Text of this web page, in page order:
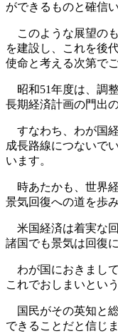
ができるものと確信
このような展望の
を建設し、これを後
使命と考える次第で
昭和51年度は、調
長期経済計画の門出
すなわち、わが国
成長路線につないで
います。
時あたかも、世界
景気回復への道を歩
米国経済は着実な
諸国でも景気は回復
わが国におきまし
これでおしまいとい
国民がその英知と
できることだと信じ